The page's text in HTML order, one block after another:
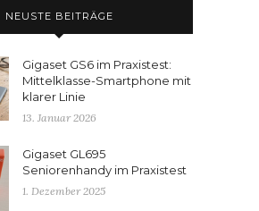
NEUSTE BEITRÄGE
Gigaset GS6 im Praxistest:
Mittelklasse-Smartphone mit
klarer Linie
13. Januar 2026
Gigaset GL695
Seniorenhandy im Praxistest
1. Dezember 2025